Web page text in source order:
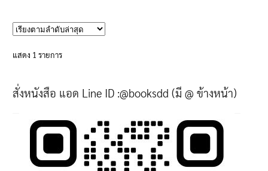
may
chosen
on
the
product
แสดง 1 รายการ
สั่งหนังสือ แอด Line ID :@booksdd (มี @ ข้างหน้า)